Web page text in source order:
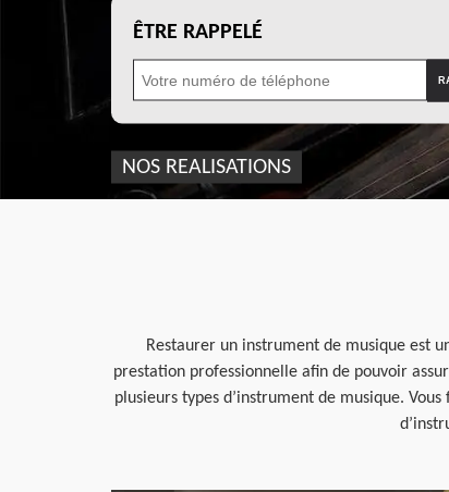
ÊTRE RAPPELÉ
NOS REALISATIONS
Restaurer un instrument de musique est
prestation professionnelle afin de pouvoir
plusieurs types d’instrument de musique.